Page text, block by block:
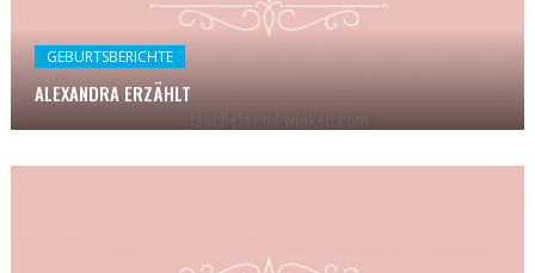
GEBURTSBERICHTE
ALEXANDRA ERZÄHLT